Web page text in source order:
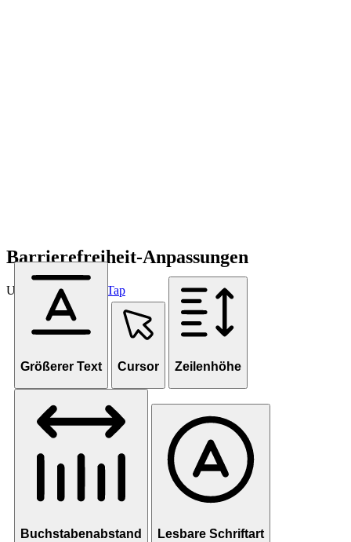
Barrierefreiheit-Anpassungen
Unterstützt von OneTap
Größerer Text Cursor Zeilenhöhe
Buchstabenabstand Lesbare Schriftart